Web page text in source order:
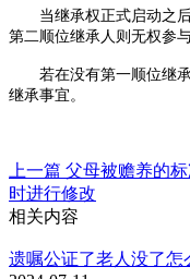
当继承权正式启动之
第二顺位继承人则无权参与
若在没有第一顺位继
继承事宜。
上一篇 父母被赡养的
时进行修改
相关内容
遗嘱公证了老人没了怎